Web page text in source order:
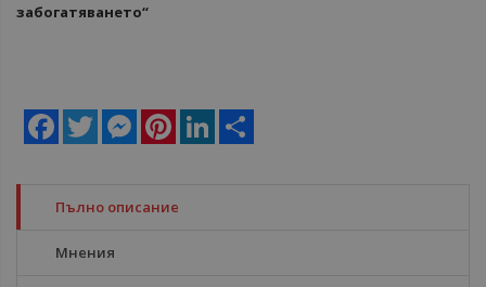
забогатяването“
Facebook
Twitter MessengerPinterestLinkedIn
Пълно описание
Мнения